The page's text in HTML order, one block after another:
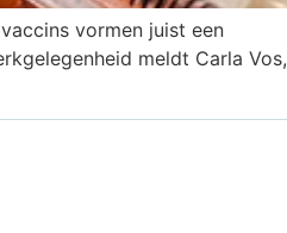
vormen juist een
meldt Carla Vos,